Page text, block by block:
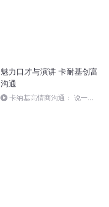
魅力口才与演讲 卡耐基创富
沟通
卡纳基高情商沟通： 说一些